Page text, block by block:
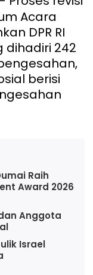
Acara
DPR RI
242
berisi
Raih
Award 2026
Anggota
Israel